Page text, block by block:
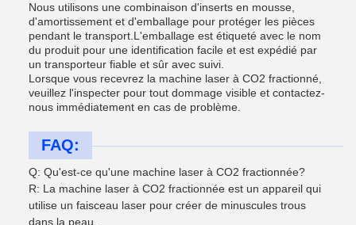
Nous utilisons une combinaison d'inserts en mousse,
d'amortissement et d'emballage pour protéger les pièces
pendant le transport.L'emballage est étiqueté avec le nom
du produit pour une identification facile et est expédié par
un transporteur fiable et sûr avec suivi.
Lorsque vous recevrez la machine laser à CO2 fractionné,
veuillez l'inspecter pour tout dommage visible et contactez-
nous immédiatement en cas de problème.
FAQ:
Q: Qu'est-ce qu'une machine laser à CO2 fractionnée?
R: La machine laser à CO2 fractionnée est un appareil qui
utilise un faisceau laser pour créer de minuscules trous
dans la peau.